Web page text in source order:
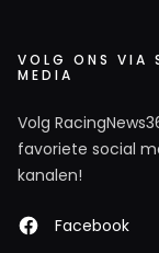
VOLG ONS VIA
MEDIA
Volg
favoriete social
kanalen!
Facebook